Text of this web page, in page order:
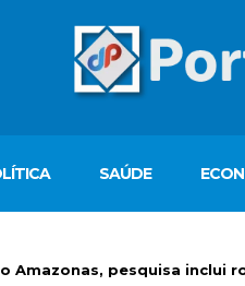
SAÚDE
Amazonas, pesquisa inclui